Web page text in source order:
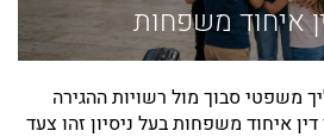
איחוד משפחות
משפטי סבוך מול רשויות ההגירה
דין איחוד משפחות בעל ניסיון זהו צעד